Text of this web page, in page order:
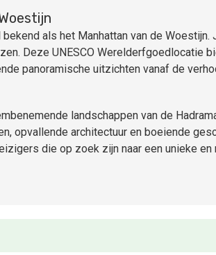
als het Manhattan van de
Deze UNESCO Werelderfgoedlocatie
panoramische uitzichten vanaf de
landschappen van de
opvallende architectuur en boeiende
die op zoek zijn naar een unieke